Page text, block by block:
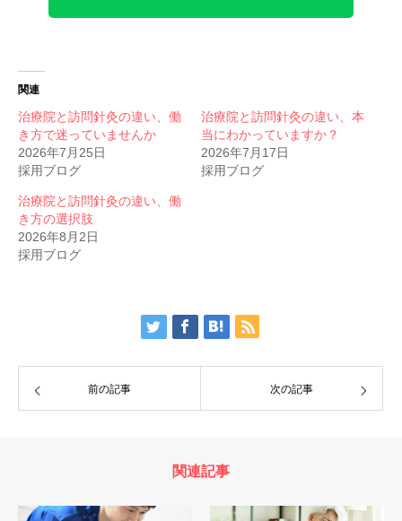
関連
治療院と訪問針灸の違い、働
き方で迷っていませんか
2026年7月25日
採用ブログ
治療院と訪問針灸の違い、本
当にわかっていますか？
2026年7月17日
採用ブログ
治療院と訪問針灸の違い、働
き方の選択肢
2026年8月2日
採用ブログ
前の記事 次の記事
関連記事